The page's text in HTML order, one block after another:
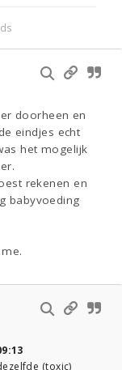
doorheen en
eindjes echt
het mogelijk
rekenen en
babyvoeding
(toxic)